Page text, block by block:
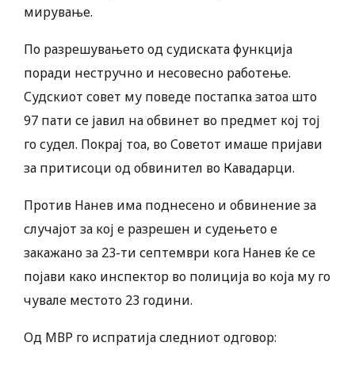
мирување.
По разрешувањето од судиската функција
поради нестручно и несовесно работење.
Судскиот совет му поведе постапка затоа што
97 пати се јавил на обвинет во предмет кој тој
го судел. Покрај тоа, во Советот имаше пријави
за притисоци од обвинител во Кавадарци.
Против Нанев има поднесено и обвинение за
случајот за кој е разрешен и судењето е
закажано за 23-ти септември кога Нанев ќе се
појави како инспектор во полиција во која му го
чувале местото 23 години.
Од МВР го испратија следниот одговор: